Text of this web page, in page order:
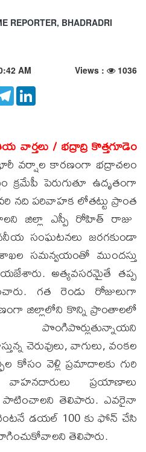
REPORTER, BHADRADRI
AM
Views :
1036
Telegram
వార్తలు / భద్రాద్రి కొత్తగూడెం
భారీ వర్షాల కారణంగా భద్రాచలం
క్రమేపీ పెరుగుతూ ఉదృతంగా
నది పరివాహక లోతట్టు ప్రాంత
జిల్లా ఎస్పీ రోహిత్ రాజు
సంఘటనలు జరగకుండా
సమన్వయంతో ముందస్తు
అత్యవసరమైతే తప్ప
గత రెండు రోజులుగా
జిల్లాలోని కొన్ని ప్రాంతాలలో
చెరువులు, వాగులు, వంకల
కోసం వెళ్లి ప్రమాదాలకు గురి
ప్రయాణాలు
పాటించాలని తెలిపారు. ఎవరైనా
వెంటనే డయల్ 100 కు ఫోన్ చేసి
తెలిపారు.